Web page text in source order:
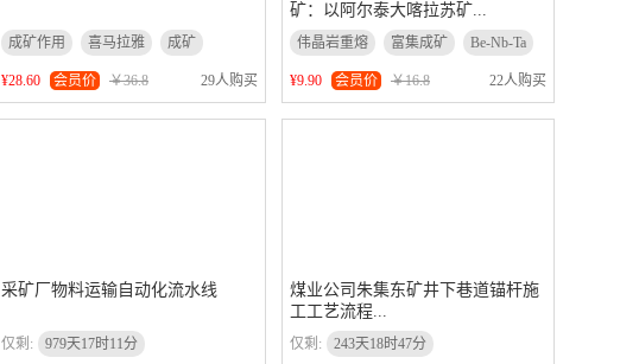
成矿作用 喜马拉雅 成矿
¥28.60 会员价 ￥36.8 29人购买
矿：以阿尔泰大喀拉苏矿...
伟晶岩重熔 富集成矿 Be-Nb-Ta
¥9.90 会员价 ￥16.8 22人购买
采矿厂物料运输自动化流水线
仅剩: 979天17时11分
煤业公司朱集东矿井下巷道锚杆施
工工艺流程...
仅剩: 243天18时47分